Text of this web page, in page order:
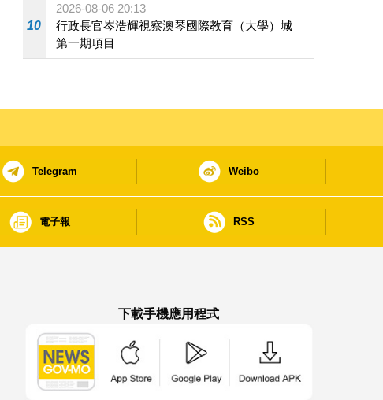
10
2026-08-06 20:13
行政長官岑浩輝視察澳琴國際教育（大學）城
第一期項目
Telegram Weibo
電子報 RSS
下載手機應用程式